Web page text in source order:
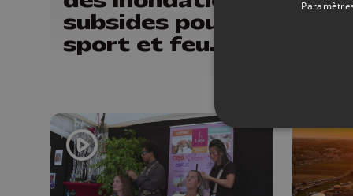
subsides pour le
sport et feu